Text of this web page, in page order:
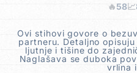
🔥58📈
Ovi stihovi govore o
partneru. Detaljno
ljutnje i tišine do
Naglašava se duboka
vrlina